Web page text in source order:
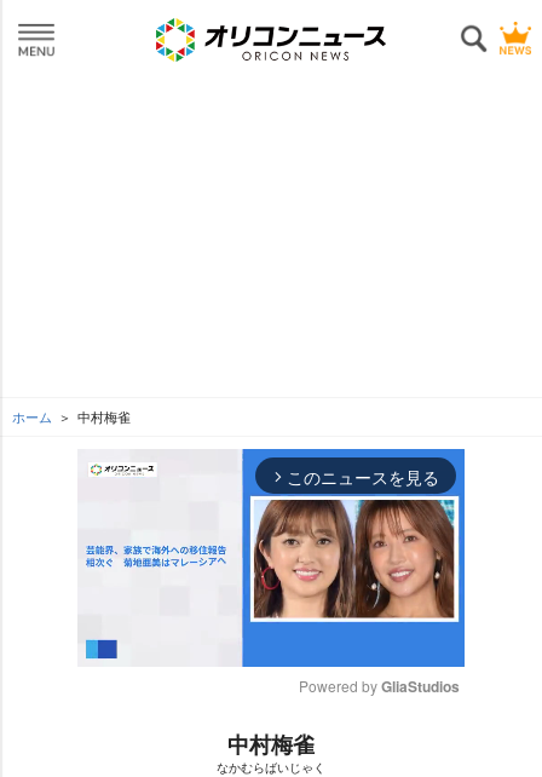
ホーム 中村梅雀
arrow_forward_ios このニュースを見る
Powered by GliaStudios
中村梅雀
なかむらばいじゃく